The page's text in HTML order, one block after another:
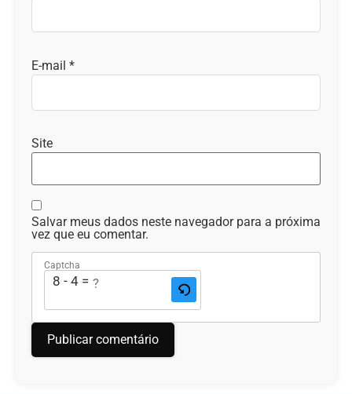
E-mail *
Site
Salvar meus dados neste navegador para a próxima
vez que eu comentar.
Captcha
8 - 4 = ?